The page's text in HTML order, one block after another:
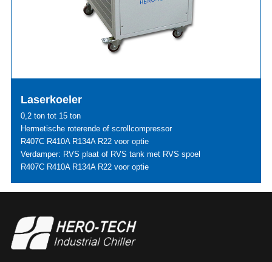
Laserkoeler
0,2 ton tot 15 ton
Hermetische roterende of scrollcompressor
R407C R410A R134A R22 voor optie
Verdamper: RVS plaat of RVS tank met RVS spoel
R407C R410A R134A R22 voor optie